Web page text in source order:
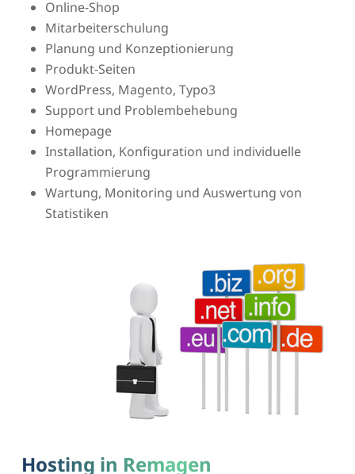
Online-Shop
Mitarbeiterschulung
Planung und Konzeptionierung
Produkt-Seiten
WordPress, Magento, Typo3
Support und Problembehebung
Homepage
Installation, Konfiguration und individuelle
Programmierung
Wartung, Monitoring und Auswertung von
Statistiken
Hosting in Remagen